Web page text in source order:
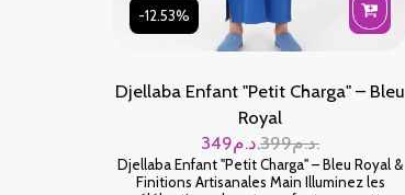
-12.53%
Djellaba Enfant "Petit Charga" – Bleu
Royal
399
د.م. 349 د.م.
Djellaba Enfant "Petit Charga" – Bleu Royal &
Finitions Artisanales Main Illuminez les